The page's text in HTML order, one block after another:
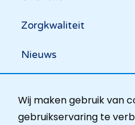
Wij maken gebruik van
gebruikservaring te
menu
Zorgkwaliteit
Nieuws
Ombudsdienst